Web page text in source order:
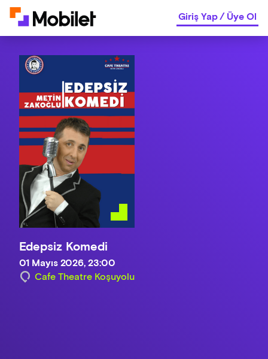
Giriş Yap/Üye Ol
Edepsiz Komedi
01 Mayıs 2026, 23:00
Cafe Theatre Koşuyolu